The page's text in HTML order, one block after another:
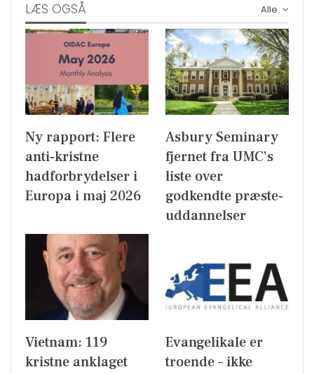
Alle
LÆS OGSÅ
Ny rapport: Flere
anti-kristne
hadforbrydelser i
Europa i maj 2026
Asbury Seminary
fjernet fra UMC’s
liste over
godkendte præste-
uddannelser
Vietnam: 119
kristne anklaget
Evangelikale er
troende – ikke